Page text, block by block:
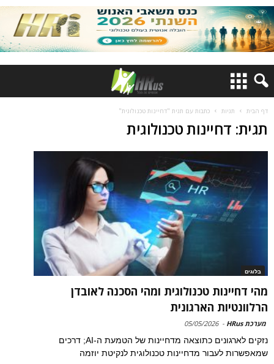
דף הבית תגיות כתבות עם תגית "דחיינות טכנולוגית"
תגית: דחיינות טכנולוגית
בלוגים
מהי דחיינות טכנולוגית ומהי הסכנה לאובדן
הרלוונטיות הארגונית
מערכת HRus -
05/05/2026
נזקים לארגונים כתוצאה מדחיינות של הטמעת ה-AI; דרכים
שמאפשרות לעבור מדחיינות טכנולוגית לנקיטת יוזמה